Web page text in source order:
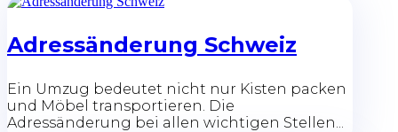
Adressänderung Schweiz
Ein Umzug bedeutet nicht nur Kisten packen
und Möbel transportieren. Die
Adressänderung bei allen wichtigen Stellen...